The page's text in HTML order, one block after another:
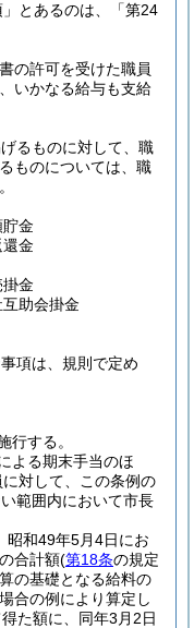
とあるのは、「第24
の許可を受けた職員
いかなる給与も支給
るものに対して、職
ものについては、職
金
金
金
助会掛金
項は、規則で定め
行する。
よる期末手当のほ
対して、この条例の
範囲内において市長
昭和49年5月4日にお
合計額(第18条の規定
の基礎となる給料の
合の例により算定し
た額に、同年3月2日